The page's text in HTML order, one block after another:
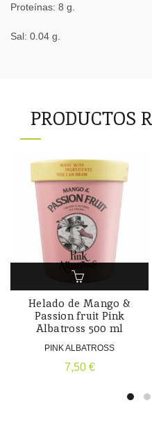
Proteínas: 8 g.
Sal: 0.04 g.
PRODUCTOS
Helado de Mango &
Passion fruit Pink
Albatross 500 ml
PINK ALBATROSS
7,50 €